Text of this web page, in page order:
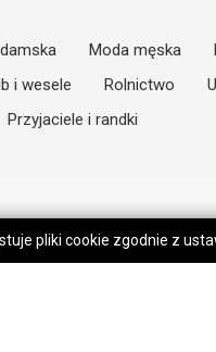
Moda męska
i wesele Rolnictwo
Przyjaciele i randki
pliki cookie zgodnie z